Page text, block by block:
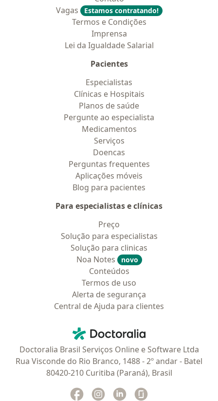
Vagas
Estamos contratando!
Termos e Condições
Imprensa
Lei da Igualdade Salarial
Pacientes
Especialistas
Clínicas e Hospitais
Planos de saúde
Pergunte ao especialista
Medicamentos
Serviços
Doencas
Perguntas frequentes
Aplicações móveis
Blog para pacientes
Para especialistas e clínicas
Preço
Solução para especialistas
Solução para clinicas
Noa Notes
novo
Conteúdos
Termos de uso
Alerta de segurança
Central de Ajuda para clientes
Doctoralia - Homepage
Doctoralia Brasil Serviços Online e Software Ltda
Rua Visconde do Rio Branco, 1488 - 2º andar - Batel
80420-210 Curitiba (Paraná), Brasil
Facebook
abre num novo separador
Instagram
abre num novo separador
Linkedin
abre num novo